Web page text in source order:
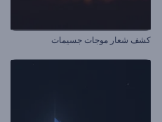
كشف شعار موجات جسيمات